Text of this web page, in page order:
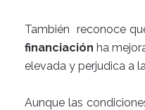
También reconoce
financiación ha
elevada y perjudica a
Aunque las